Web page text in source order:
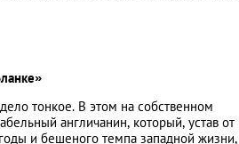
тонкое. В этом на собственном
англичанин, который, устав от
и бешеного темпа западной жизни,